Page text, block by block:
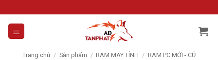
to
content
Trang chủ / Sản phẩm / RAM MÁY TÍNH / RAM PC MỚI - CŨ